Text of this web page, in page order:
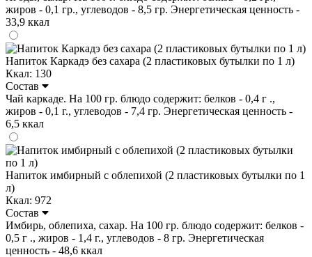
жиров - 0,1 гр., углеводов - 8,5 гр. Энергетическая ценность -
33,9 ккал
Напиток Каркадэ без сахара (2 пластиковых бутылки по 1 л)
Ккал: 130
Состав
Чай каркаде. На 100 гр. блюдо содержит: белков - 0,4 г .,
жиров - 0,1 г., углеводов - 7,4 гр. Энергетическая ценность -
6,5 ккал
Напиток имбирный с облепихой (2 пластиковых бутылки по 1
л)
Ккал: 972
Состав
Имбирь, облепиха, сахар. На 100 гр. блюдо содержит: белков -
0,5 г ., жиров - 1,4 г., углеводов - 8 гр. Энергетическая
ценность - 48,6 ккал